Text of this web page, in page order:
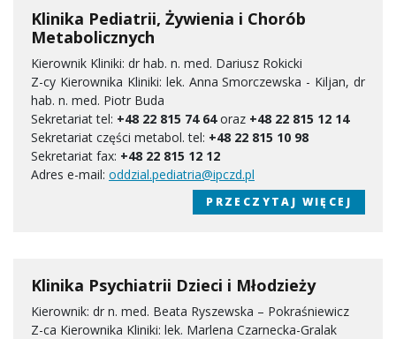
Klinika Pediatrii, Żywienia i Chorób
Metabolicznych
Kierownik Kliniki: dr hab. n. med. Dariusz Rokicki
Z-cy Kierownika Kliniki: lek. Anna Smorczewska - Kiljan, dr
hab. n. med. Piotr Buda
Sekretariat tel: +48 22 815 74 64oraz +48 22 815 12 14
Sekretariat części metabol. tel: +48 22 815 10 98
Sekretariat fax: +48 22 815 12 12
Adres e-mail: oddzial.pediatria@ipczd.pl
PRZECZYTAJ WIĘCEJ
Klinika Psychiatrii Dzieci i Młodzieży
Kierownik: dr n. med. Beata Ryszewska – Pokraśniewicz
Z-ca Kierownika Kliniki: lek. Marlena Czarnecka-Gralak